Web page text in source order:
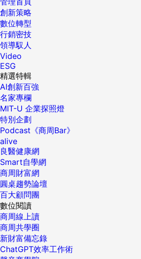
創新策略
數位轉型
行銷密技
領導馭人
Video
ESG
精選特輯
AI創新百強
名家專欄
MIT-U 企業探照燈
特別企劃
Podcast《商周Bar》
alive
良醫健康網
Smart自學網
商周財富網
圓桌趨勢論壇
百大顧問團
數位閱讀
商周線上讀
商周共學圈
新財富備忘錄
ChatGPT效率工作術